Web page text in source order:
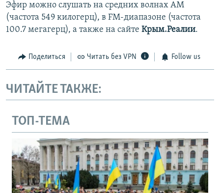
Эфир можно слушать на средних волнах AM
(частота 549 килогерц), в FM-диапазоне (частота
100.7 мегагерц), а также на сайте Крым.Реалии.
Поделиться Читать без VPN Follow us
ЧИТАЙТЕ ТАКЖЕ:
ТОП-ТЕМА